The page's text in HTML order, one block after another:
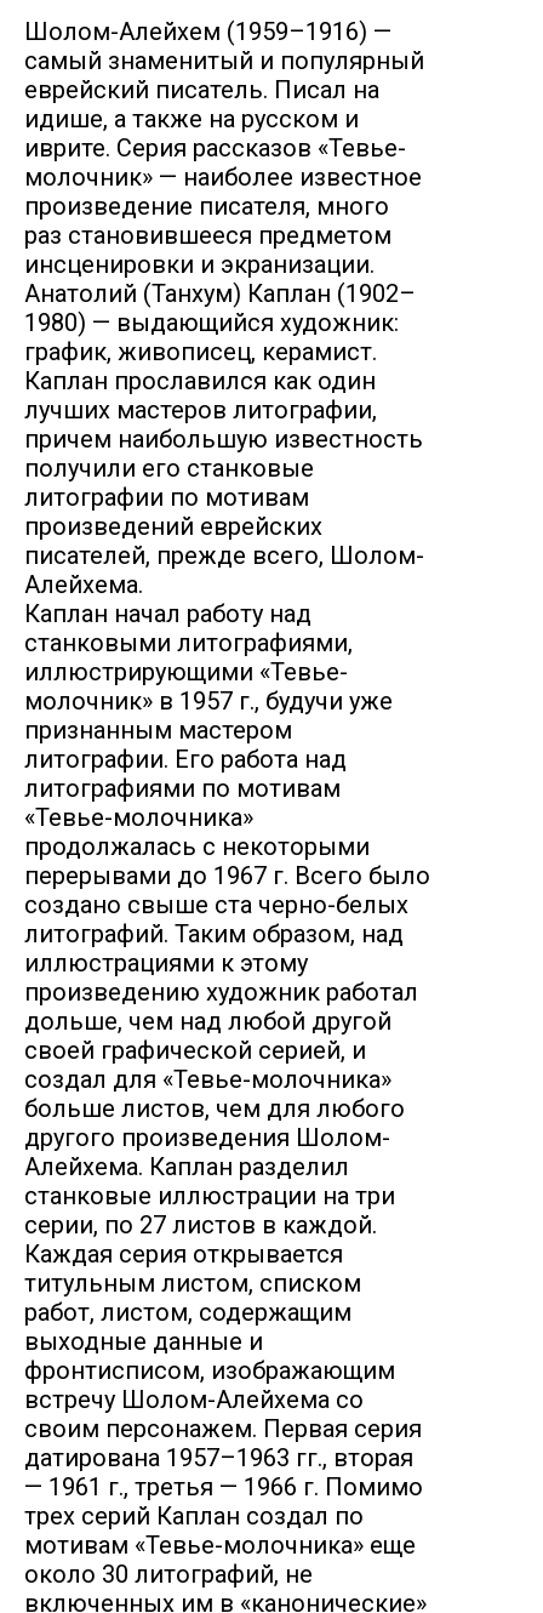
Шолом-Алейхем (1959–1916) —
самый знаменитый и популярный
еврейский писатель. Писал на
идише, а также на русском и
иврите. Серия рассказов «Тевье-
молочник» — наиболее известное
произведение писателя, много
раз становившееся предметом
инсценировки и экранизации.
Анатолий (Танхум) Каплан (1902–
1980) — выдающийся художник:
график, живописец, керамист.
Каплан прославился как один
лучших мастеров литографии,
причем наибольшую известность
получили его станковые
литографии по мотивам
произведений еврейских
писателей, прежде всего, Шолом-
Алейхема.
Каплан начал работу над
станковыми литографиями,
иллюстрирующими «Тевье-
молочник» в 1957 г., будучи уже
признанным мастером
литографии. Его работа над
литографиями по мотивам
«Тевье-молочника»
продолжалась с некоторыми
перерывами до 1967 г. Всего было
создано свыше ста черно-белых
литографий. Таким образом, над
иллюстрациями к этому
произведению художник работал
дольше, чем над любой другой
своей графической серией, и
создал для «Тевье-молочника»
больше листов, чем для любого
другого произведения Шолом-
Алейхема. Каплан разделил
станковые иллюстрации на три
серии, по 27 листов в каждой.
Каждая серия открывается
титульным листом, списком
работ, листом, содержащим
выходные данные и
фронтисписом, изображающим
встречу Шолом-Алейхема со
своим персонажем. Первая серия
датирована 1957–1963 гг., вторая
— 1961 г., третья — 1966 г. Помимо
трех серий Каплан создал по
мотивам «Тевье-молочника» еще
около 30 литографий, не
включенных им в «канонические»